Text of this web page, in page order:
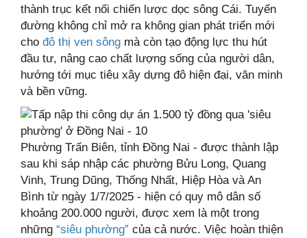
thành trục kết nối chiến lược dọc sông Cái. Tuyến
đường không chỉ mở ra không gian phát triển mới
cho đô thị ven sông mà còn tạo động lực thu hút
đầu tư, nâng cao chất lượng sống của người dân,
hướng tới mục tiêu xây dựng đô hiện đại, văn minh
và bền vững.
Phường Trấn Biên, tỉnh Đồng Nai - được thành lập
sau khi sáp nhập các phường Bửu Long, Quang
Vinh, Trung Dũng, Thống Nhất, Hiệp Hòa và An
Bình từ ngày 1/7/2025 - hiện có quy mô dân số
khoảng 200.000 người, được xem là một trong
những “siêu phường” của cả nước. Việc hoàn thiện